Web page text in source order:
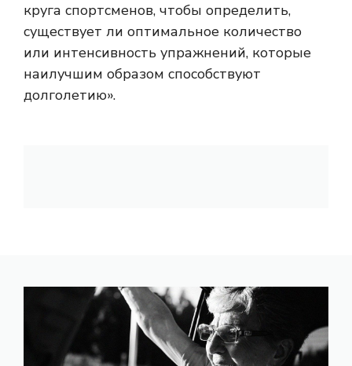
круга спортсменов, чтобы определить,
существует ли оптимальное количество
или интенсивность упражнений, которые
наилучшим образом способствуют
долголетию».